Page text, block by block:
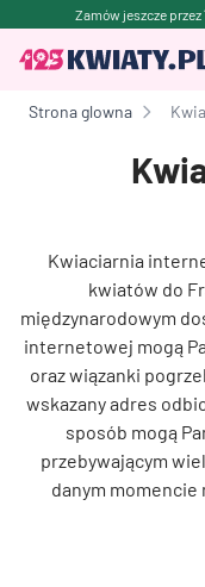
Zamów jeszcze przez
Strona glowna
Kwiaciarnia
kwiatów do
międzynarodowym
internetowej mogą
oraz wiązanki
wskazany adres
sposób mogą
przebywającym
danym momencie